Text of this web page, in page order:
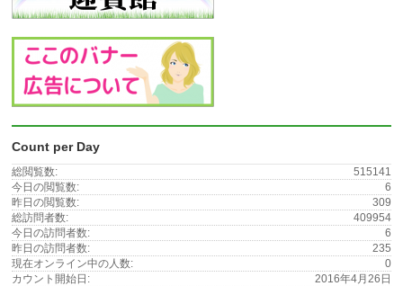
Count per Day
515141
総閲覧数:
6
今日の閲覧数:
309
昨日の閲覧数:
409954
総訪問者数:
6
今日の訪問者数:
235
昨日の訪問者数:
0
現在オンライン中の人数:
2016年4月26日
カウント開始日: